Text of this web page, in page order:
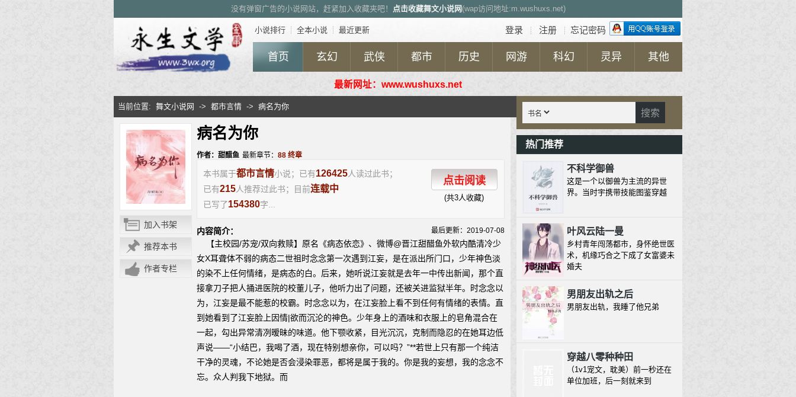
没有弹窗广告的小说网站，赶紧加入收藏夹吧！ 点击收藏舞文小说网 (wap访问地址:m.wushuxs.net)
登录 ┊ 注册 ┊ 忘记密码
小说排行 ┊ 全本小说 ┊ 最近更新
首页 玄幻 武侠 都市 历史 网游 科幻 灵异 其他
最新网址：www.wushuxs.net
当前位置: 舞文小说网 -> 都市言情 -> 病名为你
加入书架
推荐本书
作者专栏
病名为你
作者：甜醋鱼 最新章节： 88 终章
本书属于都市言情小说；已有126425人读过此书；
已有215人推荐过此书；目前连载中
已写了154380字...
点击阅读
(共3人收藏)
内容简介： 最后更新：2019-07-08
【主校园/苏宠/双向救赎】原名《病态依恋》、微博@晋江甜醋鱼外软内酷清冷少
女X耳聋体不弱的病态二世祖时念念第一次遇到江妄，是在派出所门口，少年神色淡
的染不上任何情绪，是病态的白。后来，她听说江妄就是去年一中传出新闻，那个直
接拿刀子把人捅进医院的校董儿子，他听力出了问题，还被关进监狱半年。时念念以
为，江妄是最不能惹的校霸。时念念以为，在江妄脸上看不到任何有情绪的表情。直
到她看到了江妄脸上因情|欲而沉沦的神色。少年身上的酒味和衣服上的皂角混合在
一起，勾出异常清冽暧昧的味道。他下颚收紧，目光沉沉，克制而隐忍的在她耳边低
声说——“小结巴，我喝了酒，现在特别想亲你，可以吗？”**若世上只有那一个纯洁
干净的灵魂，不论她是否会浸染罪恶，都将是属于我的。你是我的妄想，我的念念不
忘。众人判我下地狱。而
搜索
热门推荐
不科学御兽
这是一个以御兽为主流的异世
界。当时宇携带技能图鉴穿越
叶风云陆一曼
乡村青年闯荡都市，身怀绝世医
术，机缘巧合之下成了女富婆未
婚夫
男朋友出轨之后
男朋友出轨，我睡了他兄弟
穿越八零种种田
（1v1宠文，耽美）前一秒还在
单位加班，后一刻就来到